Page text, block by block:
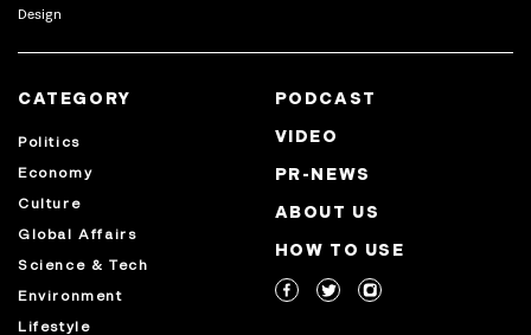
Design
CATEGORY
Politics
Economy
Culture
Global Affairs
Science & Tech
Environment
Lifestyle
PODCAST
VIDEO
PR-NEWS
ABOUT US
HOW TO USE